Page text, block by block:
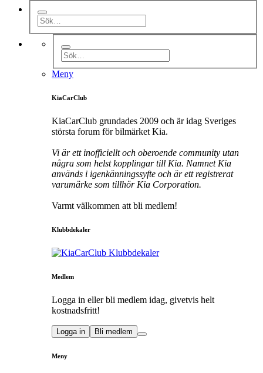
Meny
KiaCarClub
KiaCarClub grundades 2009 och är idag Sveriges
största forum för bilmärket Kia.
Vi är ett inofficiellt och oberoende community utan
några som helst kopplingar till Kia. Namnet Kia
används i igenkänningssyfte och är ett registrerat
varumärke som tillhör Kia Corporation.
Varmt välkommen att bli medlem!
Klubbdekaler
Medlem
Logga in eller bli medlem idag, givetvis helt
kostnadsfritt!
Logga in Bli medlem
Meny